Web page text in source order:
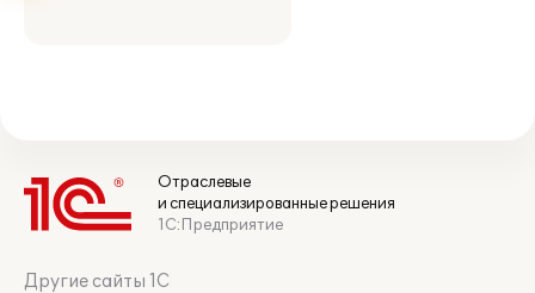
Отраслевые
и специализированные решения
1С:Предприятие
Другие сайты 1С